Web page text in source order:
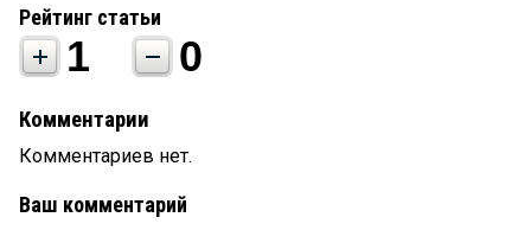
Рейтинг статьи
1 0
Комментарии
Комментариев нет.
Ваш комментарий